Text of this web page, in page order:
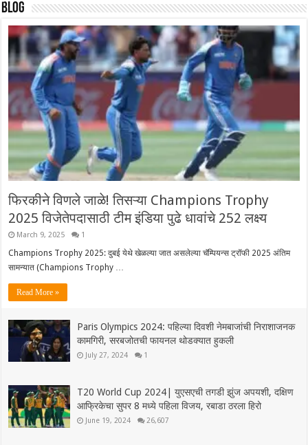
Blog
फिरकीने विणले जाळे! तिसऱ्या Champions Trophy
2025 विजेतेपदासाठी टीम इंडिया पुढे धावांचे 252 लक्ष्य
March 9, 2025 1
Champions Trophy 2025: दुबई येथे खेळल्या जात असलेल्या चॅम्पियन्स ट्रॉफी 2025 अंतिम
सामन्यात (Champions Trophy …
Read More »
Paris Olympics 2024: पहिल्या दिवशी नेमबाजांची निराशाजनक
कामगिरी, सरबजोतची फायनल थोडक्यात हुकली
July 27, 2024 1
T20 World Cup 2024| युएसएची तगडी झुंज अपयशी, दक्षिण
आफ्रिकेचा सुपर 8 मध्ये पहिला विजय, रबाडा ठरला हिरो
June 19, 2024 26,607